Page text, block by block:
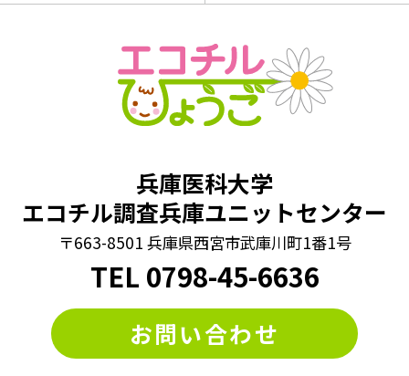
#学童期検査
#対義語クイズ
#文字並べ替えクイズ
#法則クイズ
#漢字間違いさがし
#漢字間違い探し
#熟語クイズ
#穴埋めクイズ
#間違い探し
兵庫医科大学
エコチル調査兵庫ユニットセンター
〒663-8501 兵庫県西宮市武庫川町1番1号
TEL 0798-45-6636
お問い合わせ